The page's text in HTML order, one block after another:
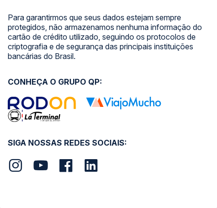
Para garantirmos que seus dados estejam sempre
protegidos, não armazenamos nenhuma informação do
cartão de crédito utilizado, seguindo os protocolos de
criptografia e de segurança das principais instituições
bancárias do Brasil.
SIGA NOSSAS REDES SOCIAIS:
CONHEÇA O GRUPO QP: